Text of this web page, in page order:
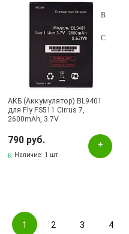
АКБ (Аккумулятор) BL9401
для Fly FS511 Cirrus 7,
2600mAh, 3.7V
790 руб.
Наличие: 1 шт.
1 2 3 4